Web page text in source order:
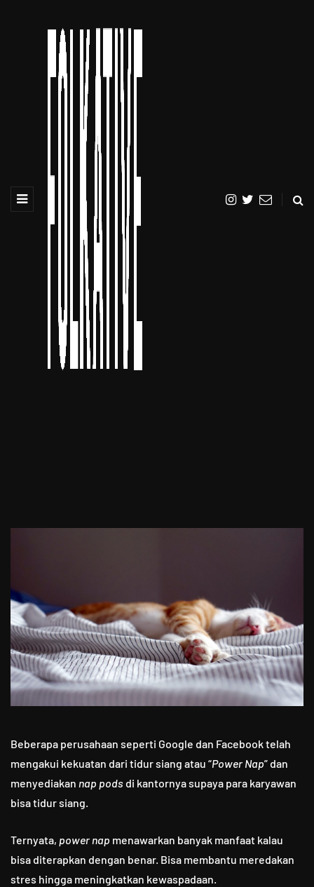
Beberapa perusahaan seperti Google dan Facebook telah
mengakui kekuatan dari tidur siang atau “Power Nap” dan
menyediakan nap pods di kantornya supaya para karyawan
bisa tidur siang.
Ternyata, power nap menawarkan banyak manfaat kalau
bisa diterapkan dengan benar. Bisa membantu meredakan
stres hingga meningkatkan kewaspadaan.